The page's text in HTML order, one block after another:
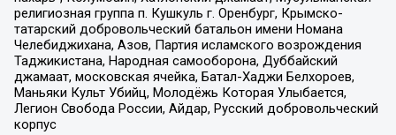
религиозная группа п. Кушкуль г. Оренбург, Крымско-
татарский добровольческий батальон имени Номана
Челебиджихана, Азов, Партия исламского возрождения
Таджикистана, Народная самооборона, Дуббайский
джамаат, московская ячейка, Батал-Хаджи Белхороев,
Маньяки Культ Убийц, Молодёжь Которая Улыбается,
Легион Свобода России, Айдар, Русский добровольческий
корпус